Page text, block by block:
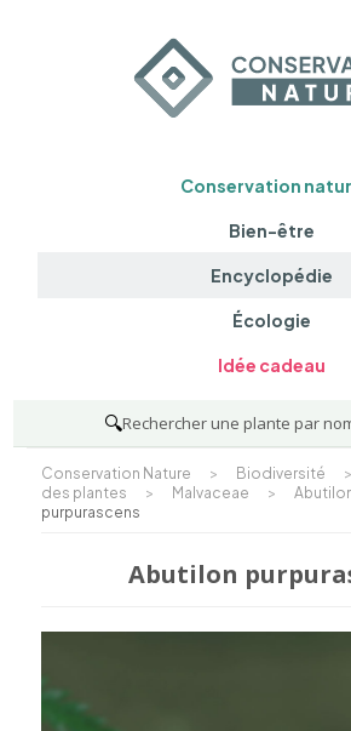
Conservation
Bien-être
Encyclopédie
Écologie
Idée cadeau
🔍Rechercher une plante par
Conservation Nature > Biodiversité >
des plantes
> Malvaceae >
purpurascens
Abutilon